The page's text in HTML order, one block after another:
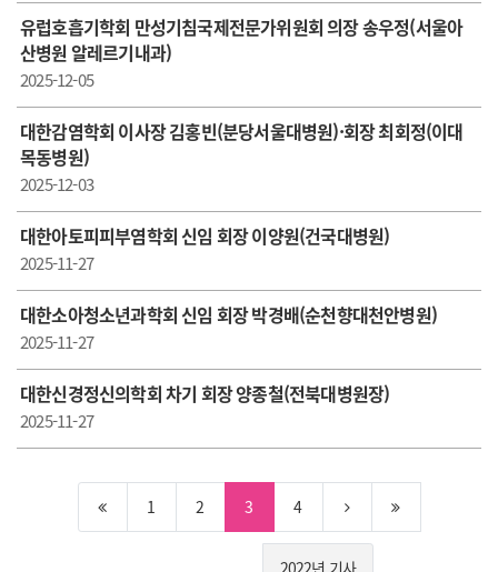
유럽호흡기학회 만성기침국제전문가위원회 의장 송우정(서울아
산병원 알레르기내과)
2025-12-05
대한감염학회 이사장 김홍빈(분당서울대병원)·회장 최회정(이대
목동병원)
2025-12-03
대한아토피피부염학회 신임 회장 이양원(건국대병원)
2025-11-27
대한소아청소년과학회 신임 회장 박경배(순천향대천안병원)
2025-11-27
대한신경정신의학회 차기 회장 양종철(전북대병원장)
2025-11-27
1 2 3 4
2022년 기사